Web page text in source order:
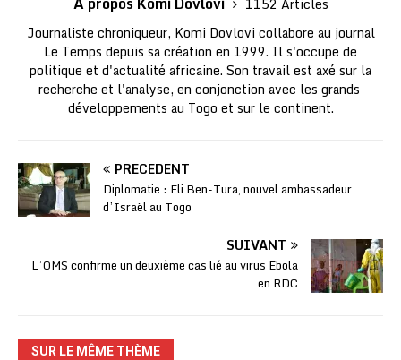
Journaliste chroniqueur, Komi Dovlovi collabore au journal
Le Temps depuis sa création en 1999. Il s'occupe de
politique et d'actualité africaine. Son travail est axé sur la
recherche et l'analyse, en conjonction avec les grands
développements au Togo et sur le continent.
PRÉCÉDENT
Diplomatie : Eli Ben-Tura, nouvel ambassadeur
d’Israël au Togo
SUIVANT
L’OMS confirme un deuxième cas lié au virus Ebola
en RDC
SUR LE MÊME THÈME